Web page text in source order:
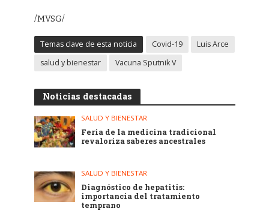
/MVSG/
Temas clave de esta noticia Covid-19
Luis Arce
salud y bienestar
Vacuna Sputnik V
Noticias destacadas
SALUD Y BIENESTAR
Feria de la medicina tradicional
revaloriza saberes ancestrales
SALUD Y BIENESTAR
Diagnóstico de hepatitis:
importancia del tratamiento
temprano